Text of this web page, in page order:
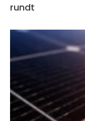
rundt